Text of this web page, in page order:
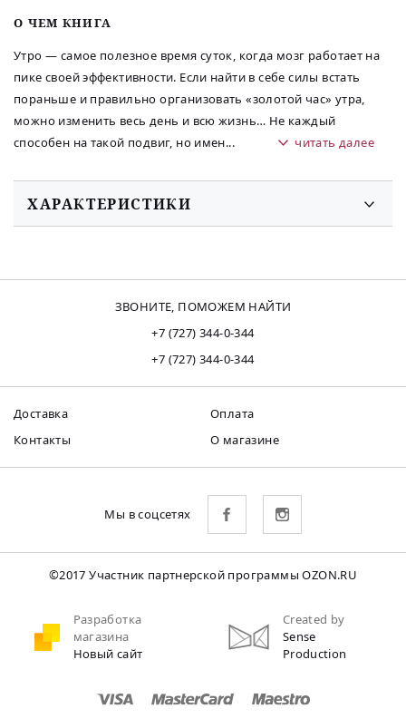
O ЧЕМ КНИГА
Утро — самое полезное время суток, когда мозг работает на
пике своей эффективности. Если найти в себе силы встать
пораньше и правильно организовать «золотой час» утра,
можно изменить весь день и всю жизнь… Не каждый
способен на такой подвиг, но имен... читать далее
ХАРАКТЕРИСТИКИ
ЗВОНИТЕ, ПОМОЖЕМ НАЙТИ
+7 (727) 344-0-344
+7 (727) 344-0-344
Доставка
Оплата
Контакты
О магазине
Мы в соцсетях
©2017 Участник партнерской программы OZON.RU
Разработка
магазина
Новый сайт
Created by
Sense
Production